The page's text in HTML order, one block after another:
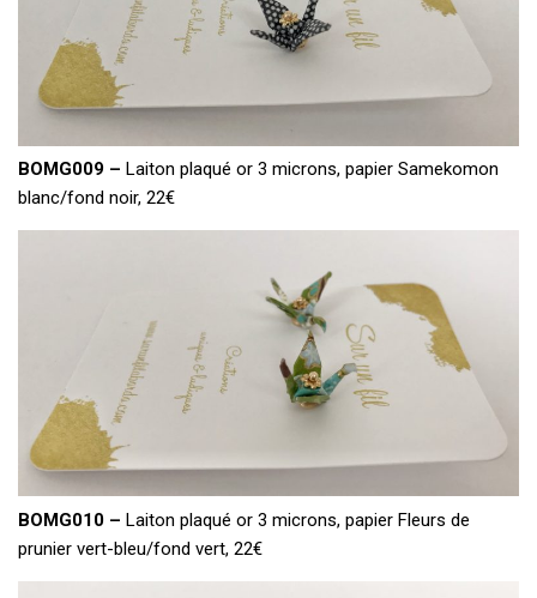
BOMG009 – Laiton plaqué or 3 microns, papier Samekomon
blanc/fond noir, 22€
BOMG010 – Laiton plaqué or 3 microns, papier Fleurs de
prunier vert-bleu/fond vert, 22€